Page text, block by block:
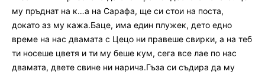
му пръднат на к…а на Сарафа, ще си стои на поста,
докато аз му кажа.Баце, има един плужек, дето едно
време на нас двамата с Цецо ни правеше свирки, а на теб
ти носеше цветя и ти му беше кум, сега все лае по нас
двамата, двете свине ни нарича.Гъза си съдира да му